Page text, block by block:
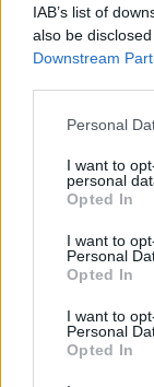
IAB’s list of
also be
Downstream
Personal
I want to
personal
Opted In
I want to
Personal
Opted In
I want to
Personal
Opted In
W końcu, ku
chłopak
niego przez
udaje zajętą.
wstydzi się
chłopak ją
on jej serca.